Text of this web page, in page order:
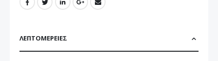
ΛΕΠΤΟΜΈΡΕΙΕΣ